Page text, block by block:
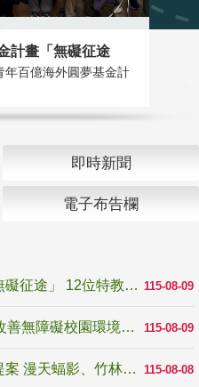
計畫「無礙征途
年百億海外圓夢基金計
即時新聞
電子布告欄
115-08-09
青年百億海外圓夢基金計畫「無礙征途」 12位特教與弱勢青年勇闖西班牙 跨越感官限制見證生命蛻變
115-08-09
國教署補助22縣市積極推動「改善無障礙校園環境計畫」 打造友善、安全、無礙學習空間
115-08-08
青年壯遊點精選夏夜限定避暑提案 漫天蝠影、竹林尋蛙、茶香夜觀 邀青年暮色出發